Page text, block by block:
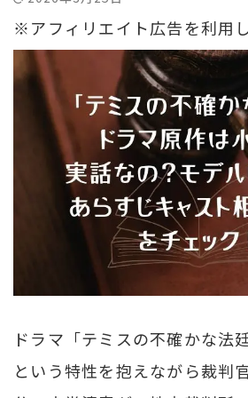
※アフィリエイト広告を利用
ドラマ「テミスの不確かな法
という特性を抱えながら裁判